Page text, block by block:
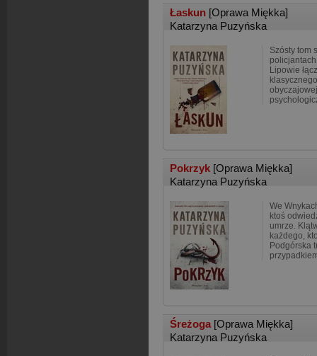
Łaskun [Oprawa Miękka]
Katarzyna Puzyńska
Szósty tom
Lipowie
Pokrzyk [Oprawa Miękka]
Katarzyna Puzyńska
We
ktoś
umrze.
każdego,
Podgórska
Śreżoga [Oprawa Miękka]
Katarzyna Puzyńska